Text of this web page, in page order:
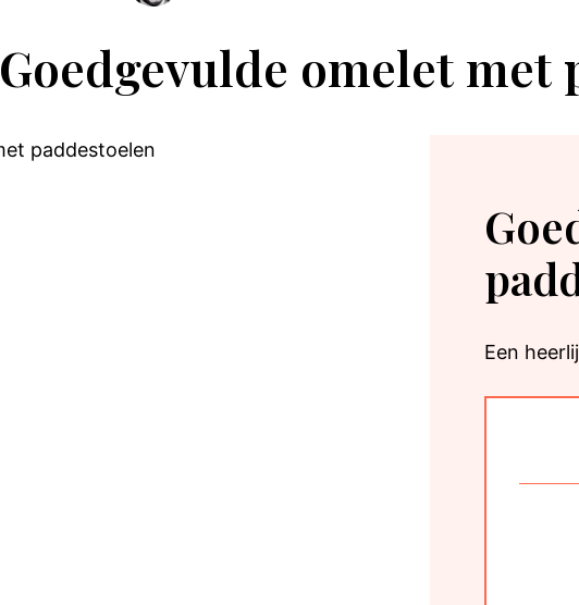
Goedgevulde omelet met
Een